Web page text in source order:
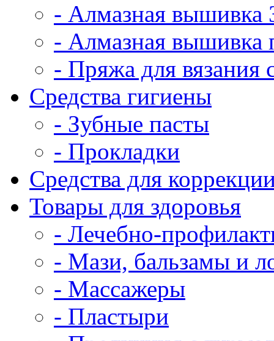
- Алмазная вышивка
- Алмазная вышивка
- Пряжа для
Средства гигиены
- Зубные пасты
- Прокладки
Средства для
Товары для здоровья
- Лечебно-
- Мази, бальзамы и
- Массажеры
- Пластыри